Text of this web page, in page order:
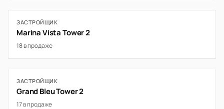
ЗАСТРОЙЩИК
Marina Vista Tower 2
18 в продаже
ЗАСТРОЙЩИК
Grand Bleu Tower 2
17 в продаже